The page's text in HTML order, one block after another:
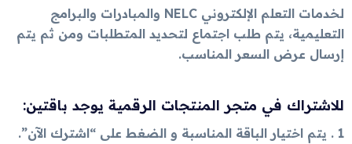
لخدمات التعلم الإلكتروني NELC والمبادرات والبرامج
التعليمية، يتم طلب اجتماع لتحديد المتطلبات ومن ثم يتم
إرسال عرض السعر المناسب.
للاشتراك في متجر المنتجات الرقمية يوجد باقتين:
1 . يتم اختيار الباقة المناسبة و الضغط على “اشترك الآن”.